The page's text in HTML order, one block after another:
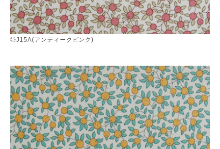
◎J15A(アンティークピンク)